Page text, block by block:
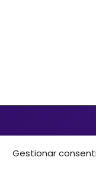
Gestionar
a sus
con